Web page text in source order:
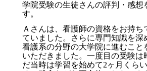
学院受験の生徒さんの評判・感想
す。
Ａさんは、看護師の資格をお持ち
ていました。さらに専門知識を深
看護系の分野の大学院に進むこと
いただきました。一度目の受験は
だ当時は学習を始めて2ヶ月くら